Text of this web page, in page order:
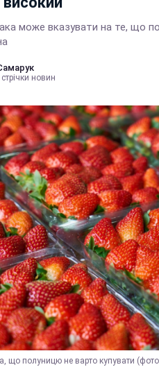
може вказувати на те, що
новин
що полуницю не варто купувати